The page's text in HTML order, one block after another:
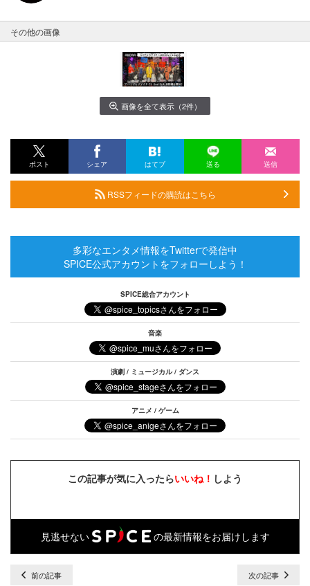
その他の画像
画像を全て表示（2件）
ポスト シェア はてブ 送る 送信
RSSフィードの購読はこちら
多彩なエンタメ情報をTwitterで発信中
SPICE公式アカウントをフォローしよう！
SPICE総合アカウント
音楽
演劇 / ミュージカル / ダンス
アニメ / ゲーム
この記事が気に入ったらいいね！ しよう
見逃せない の最新情報をお届けします
前の記事 次の記事